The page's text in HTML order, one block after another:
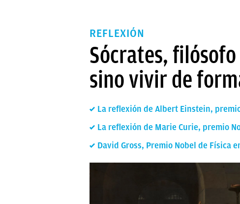
REFLEXIÓN
Sócrates,
sino vivir de
La reflexión de Albert Einstein,
La reflexión de Marie Curie, premio
David Gross, Premio Nobel de Física